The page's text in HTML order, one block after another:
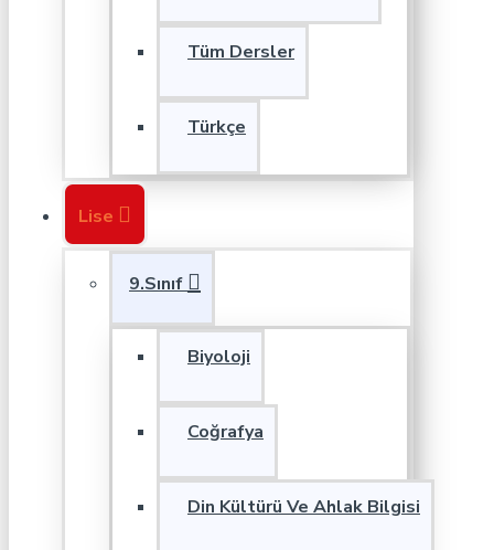
Tüm Dersler
Türkçe
Lise
9.Sınıf
Biyoloji
Coğrafya
Din Kültürü Ve Ahlak Bilgisi